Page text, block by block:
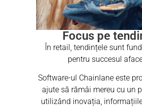
Focus pe
În retail, tendințele sunt
pentru succesul
Software-ul Chainlane este
ajute să rămâi mereu cu un
utilizând inovația,